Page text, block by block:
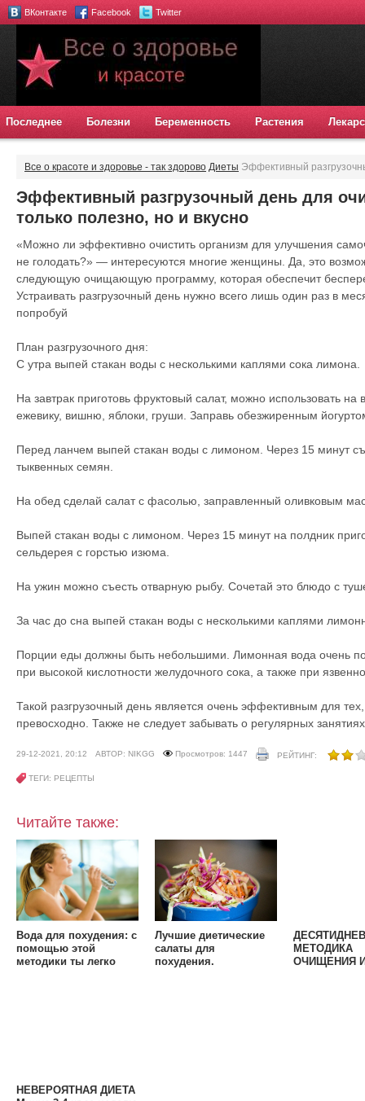
ВКонтакте Facebook Twitter
Последнее Болезни Беременность Растения
Все о красоте и здоровье - так здорово Диеты Эффективный
только полезно, но и вкусно
Эффективный разгрузочный день для
только полезно, но и вкусно
«Можно ли эффективно очистить организм для улучшения
не голодать?» — интересуются многие женщины. Да, это
следующую очищающую программу, которая обеспечит
Устраивать разгрузочный день нужно всего лишь один раз в
попробуй
План разгрузочного дня:
С утра выпей стакан воды с несколькими каплями сока лимона.
На завтрак приготовь фруктовый салат, можно использовать на
ежевику, вишню, яблоки, груши. Заправь обезжиренным
Перед ланчем выпей стакан воды с лимоном. Через 15 минут
тыквенных семян.
На обед сделай салат с фасолью, заправленный оливковым
Выпей стакан воды с лимоном. Через 15 минут на полдник
сельдерея с горстью изюма.
На ужин можно съесть отварную рыбу. Сочетай это блюдо с
За час до сна выпей стакан воды с несколькими каплями
Порции еды должны быть небольшими. Лимонная вода очень
при высокой кислотности желудочного сока, а также при
Такой разгрузочный день является очень эффективным для тех,
превосходно. Также не следует забывать о регулярных
29-12-2021, 20:12 АВТОР: NIKGG Просмотров: 1447 РЕЙТИНГ:
ТЕГИ: РЕЦЕПТЫ
Читайте также:
Вода для похудения: с
помощью этой
методики ты легко
Лучшие диетические
салаты для
похудения.
МЕТОДИКА
ОЧИЩЕНИЯ
НЕВЕРОЯТНАЯ ДИЕТА